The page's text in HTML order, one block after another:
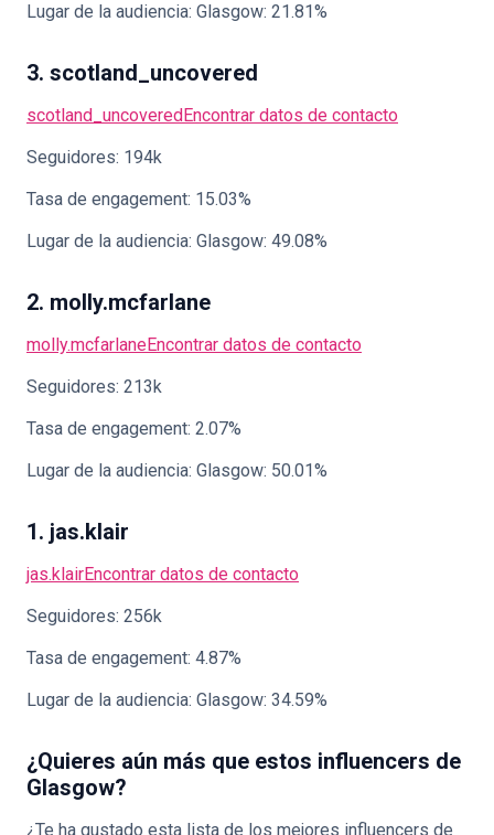
Lugar de la audiencia: Glasgow: 21.81%
3. scotland_uncovered
scotland_uncoveredEncontrar datos de contacto
Seguidores: 194k
Tasa de engagement: 15.03%
Lugar de la audiencia: Glasgow: 49.08%
2. molly.mcfarlane
molly.mcfarlaneEncontrar datos de contacto
Seguidores: 213k
Tasa de engagement: 2.07%
Lugar de la audiencia: Glasgow: 50.01%
1. jas.klair
jas.klairEncontrar datos de contacto
Seguidores: 256k
Tasa de engagement: 4.87%
Lugar de la audiencia: Glasgow: 34.59%
¿Quieres aún más que estos influencers de
Glasgow?
¿Te ha gustado esta lista de los mejores influencers de